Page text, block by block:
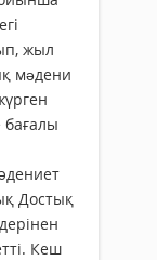
жыл
мəдени
Достық
Кеш